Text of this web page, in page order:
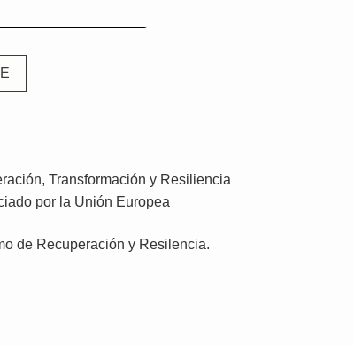
de Recuperación y Resilencia.